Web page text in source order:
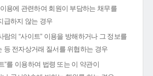
이용에 관련하여 회원이 부담하는 채무를
급하지 않는 경우
람의 “사이트” 이용을 방해하거나 그 정보를
등 전자상거래 질서를 위협하는 경우
”를 이용하여 법령 또는 이 약관이